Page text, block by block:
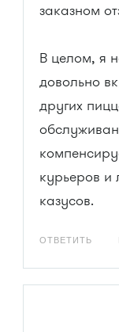
заказном
В целом, я
довольно
других
курьеров и
казусов.
ОТВЕТИТЬ